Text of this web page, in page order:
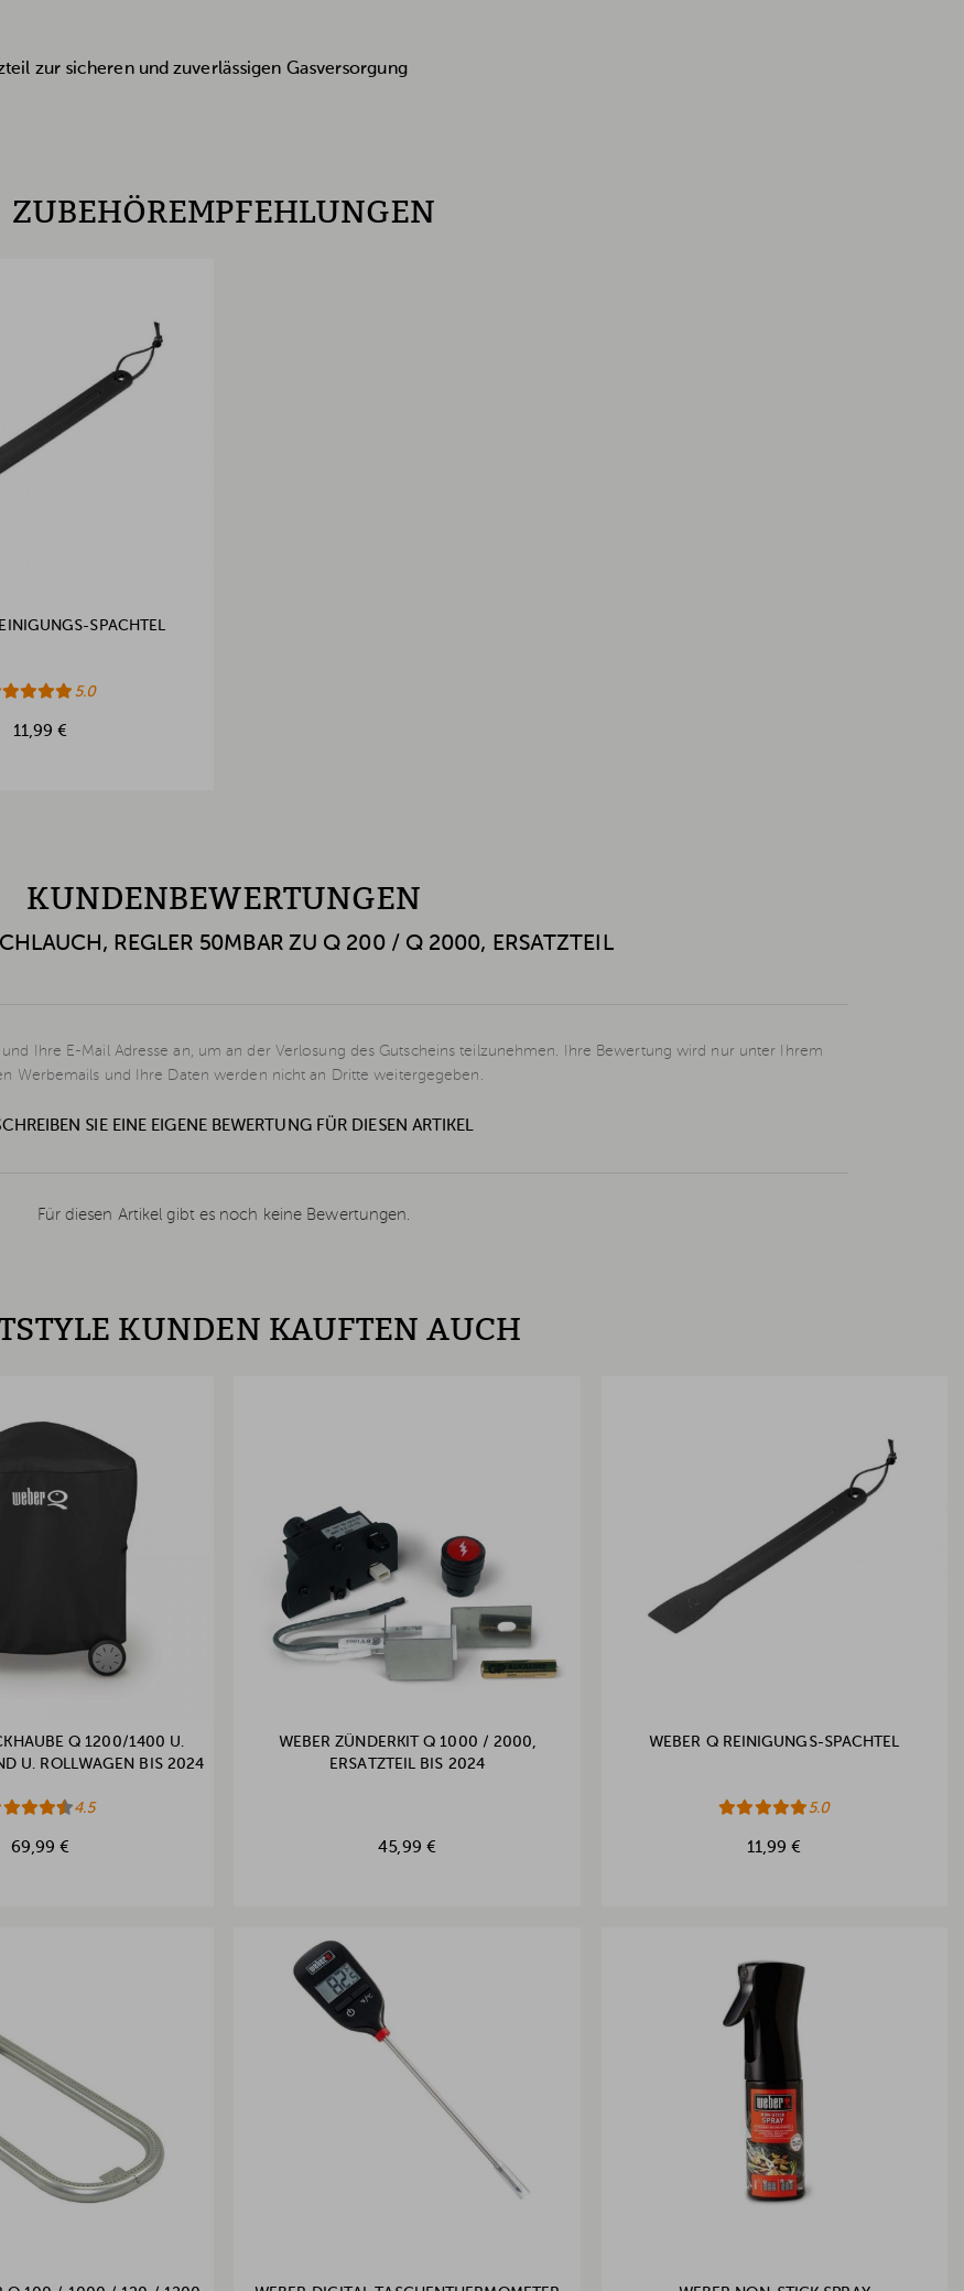
zur sicheren und zuverlässigen Gasversorgung
ZUBEHÖREMPFEHLUNGEN
SPACHTEL
5.0
11,99 €
KUNDENBEWERTUNGEN
REGLER 50MBAR ZU Q 200 / Q 2000, ERSATZTEIL
Ihre E-Mail Adresse an, um an der Verlosung des Gutscheins teilzunehmen. Ihre Bewertung wird nur unter Ihrem
Werbemails und Ihre Daten werden nicht an Dritte weitergegeben.
SIE EINE EIGENE BEWERTUNG FÜR DIESEN ARTIKEL
Für diesen Artikel gibt es noch keine Bewertungen.
KUNDEN KAUFTEN AUCH
Q 1200/1400 U.
U. ROLLWAGEN BIS 2024
4.5
69,99 €
WEBER ZÜNDERKIT Q 1000 / 2000,
ERSATZTEIL BIS 2024
45,99 €
WEBER Q REINIGUNGS-SPACHTEL
5.0
11,99 €